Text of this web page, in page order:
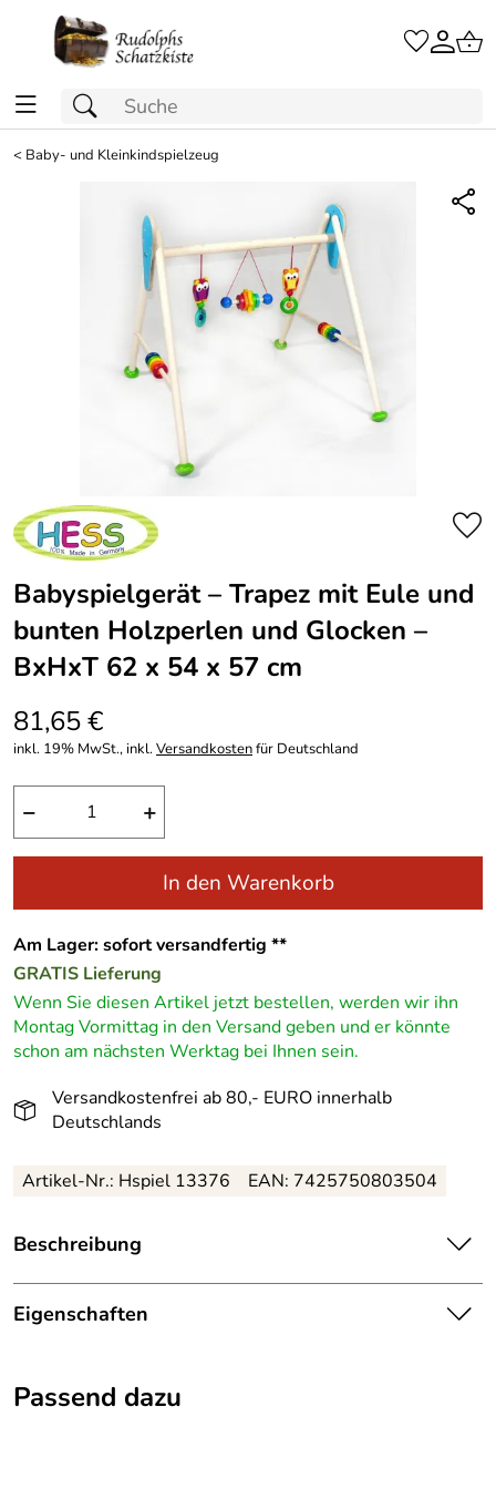
< Baby- und Kleinkindspielzeug
Babyspielgerät – Trapez mit Eule und
bunten Holzperlen und Glocken –
BxHxT 62 x 54 x 57 cm
81,65 €
inkl. 19% MwSt., inkl.Versandkostenfür Deutschland
− +
In den Warenkorb
Am Lager: sofort versandfertig **
GRATIS Lieferung
Wenn Sie diesen Artikel jetzt bestellen, werden wir ihn
Montag Vormittag in den Versand geben und er könnte
schon am nächsten Werktag bei Ihnen sein.
Versandkostenfrei ab 80,- EURO innerhalb
Deutschlands
Artikel-Nr.: Hspiel 13376 EAN: 7425750803504
Beschreibung
Farbenfrohes und faszinierendes Babyspielgerät Eule
62x57x54,5 cm – Höhe ca. 54 cm
An der stabilen Holztrapezstruktur hängen kleine Figuren,
Eigenschaften
Herstellungsort
Passend dazu